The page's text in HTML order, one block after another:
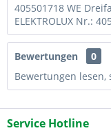
405501718 WE
ELEKTROLUX Nr.:
Bewertungen
0
Bewertungen
Service Hotline